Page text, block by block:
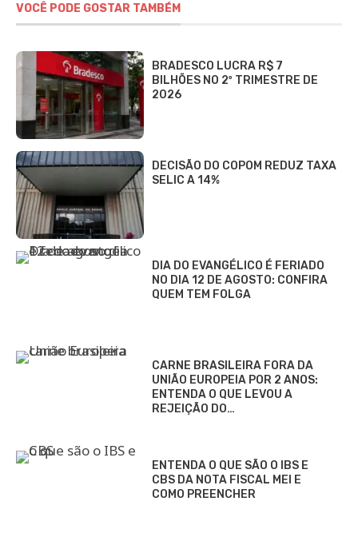
VOCÊ PODE GOSTAR TAMBÉM
BRADESCO LUCRA R$ 7
BILHÕES NO 2º TRIMESTRE DE
2026
DECISÃO DO COPOM REDUZ TAXA
SELIC A 14%
DIA DO EVANGÉLICO É FERIADO
NO DIA 12 DE AGOSTO: CONFIRA
QUEM TEM FOLGA
CARNE BRASILEIRA FORA DA
UNIÃO EUROPEIA POR 2 ANOS:
ENTENDA O QUE LEVOU A
REJEIÇÃO DO…
ENTENDA O QUE SÃO O IBS E
CBS DA NOTA FISCAL MEI E
COMO PREENCHER